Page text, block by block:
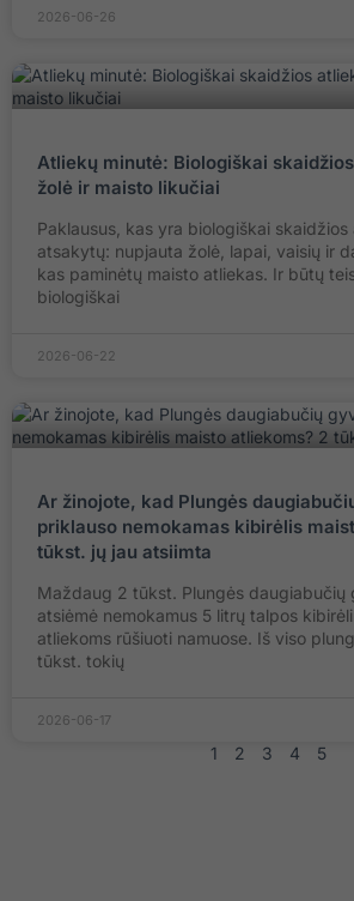
2026-06-26
Atliekų minutė: Biologiškai
žolė ir maisto likučiai
Paklausus, kas yra biologiškai
atsakytų: nupjauta žolė, lapai, vaisių ir
kas paminėtų maisto atliekas. Ir būtų
biologiškai
2026-06-22
Ar žinojote, kad Plungės
priklauso nemokamas kibirėlis
tūkst. jų jau atsiimta
Maždaug 2 tūkst. Plungės daugiabučių
atsiėmė nemokamus 5 litrų talpos
atliekoms rūšiuoti namuose. Iš viso
tūkst. tokių
2026-06-17
1 2 3 4 5